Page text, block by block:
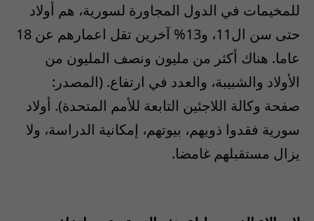
للمخيمات في الدول المجاورة لسورية، هم أولاد
حتى سن ال11، و13% آخرين تقل اعمارهم عن 18
عاما. هناك أكثر من مليون ونصف المليون من
الأولاد والشبيبة، والعدد في ارتفاع. (المصدر:
صفحة وكالة اللاجئين التابعة للأمم المتحدة). أولاد
سورية فقدوا ذويهم، بيوتهم، إمكانية الدراسة، ولا
يزال مستقبلهم غامضا.